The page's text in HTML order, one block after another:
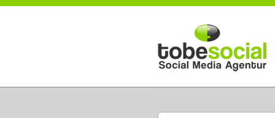
Direkt zum Inhalt